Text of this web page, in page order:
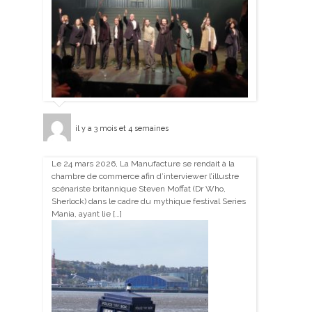
il y a 3 mois et 4 semaines
Le 24 mars 2026, La Manufacture se rendait à la
chambre de commerce afin d’interviewer l’illustre
scénariste britannique Steven Moffat (Dr Who,
Sherlock) dans le cadre du mythique festival Series
Mania, ayant lie […]